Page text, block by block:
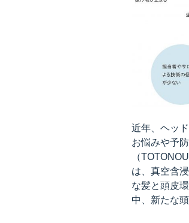
近年、ヘッ
お悩みや予
（
は、真空含
な髪と頭皮
中、新たな